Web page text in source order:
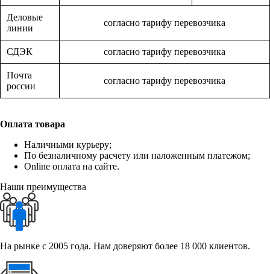
Деловые
линии
согласно тарифу перевозчика
СДЭК согласно тарифу перевозчика
Почта
россии
согласно тарифу перевозчика
Оплата товара
Наличными курьеру;
По безналичному расчету или наложенным платежом;
Online оплата на сайте.
Наши преимущества
На рынке с 2005 года. Нам доверяют более 18 000 клиентов.